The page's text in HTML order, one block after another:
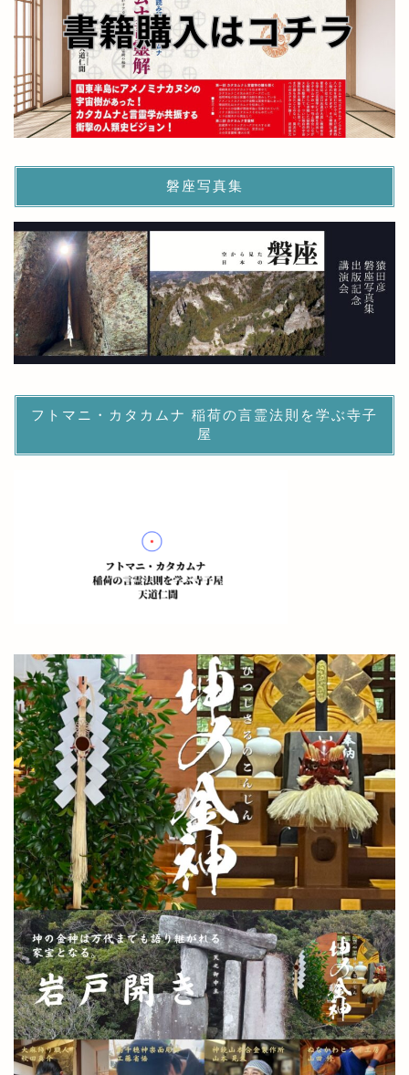
磐座写真集
フトマニ・カタカムナ 稲荷の言霊法則を学ぶ寺子
屋